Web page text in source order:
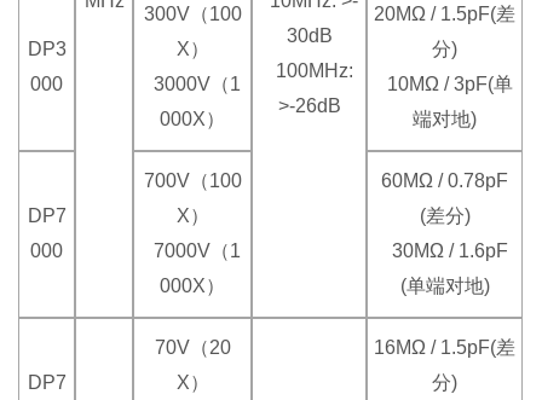
30dB
100MHz:
>-26dB
DP3
000
300V（100
X）
3000V（1
000X）
20MΩ / 1.5pF(差
分)
10MΩ / 3pF(单
端对地)
DP7
000
700V（100
X）
7000V（1
000X）
60MΩ / 0.78pF
(差分)
30MΩ / 1.6pF
(单端对地)
DP7
70V（20
X）
16MΩ / 1.5pF(差
分)